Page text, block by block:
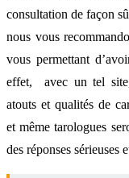
consultation de façon
nous vous
vous permettant
effet, avec un tel
atouts et qualités de
et même tarologues
des réponses sérieuses